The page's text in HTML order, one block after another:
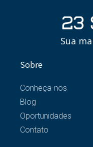
Sua
Sobre
Conheça-nos
Blog
Oportunidades
Contato